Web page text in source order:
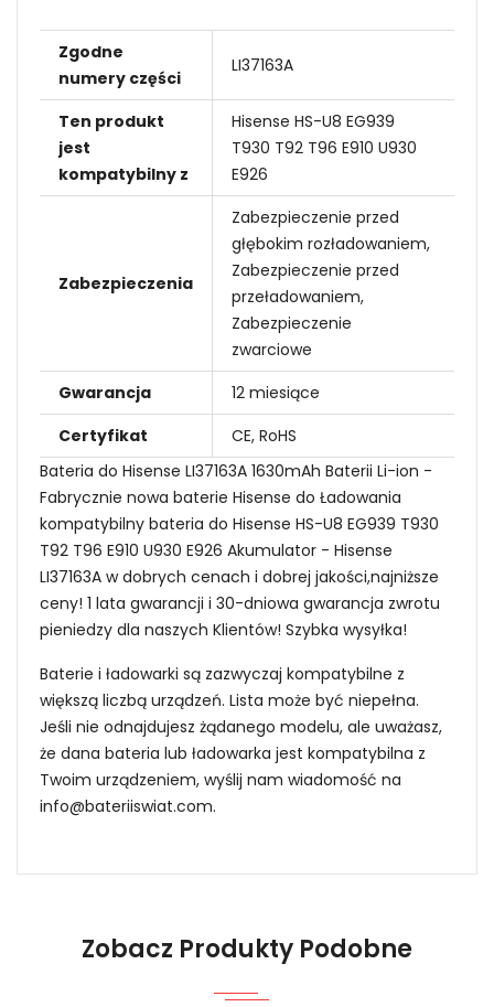
Zgodne
numery części
LI37163A
Ten produkt
jest
kompatybilny z
Hisense HS-U8 EG939
T930 T92 T96 E910 U930
E926
Zabezpieczenia
Zabezpieczenie przed
głębokim rozładowaniem,
Zabezpieczenie przed
przeładowaniem,
Zabezpieczenie
zwarciowe
Gwarancja
12 miesiące
Certyfikat
CE, RoHS
Bateria do Hisense LI37163A 1630mAh Baterii Li-ion -
Fabrycznie nowa baterie Hisense do Ładowania
kompatybilny bateria do Hisense HS-U8 EG939 T930
T92 T96 E910 U930 E926 Akumulator - Hisense
LI37163A w dobrych cenach i dobrej jakości,najniższe
ceny! 1 lata gwarancji i 30-dniowa gwarancja zwrotu
pieniedzy dla naszych Klientów! Szybka wysyłka!
Baterie i ładowarki są zazwyczaj kompatybilne z
większą liczbą urządzeń. Lista może być niepełna.
Jeśli nie odnajdujesz żądanego modelu, ale uważasz,
że dana bateria lub ładowarka jest kompatybilna z
Twoim urządzeniem, wyślij nam wiadomość na
info@bateriiswiat.com.
Niezawodność i pewność
1.Model urządzenia
Zobacz Produkty Podobne